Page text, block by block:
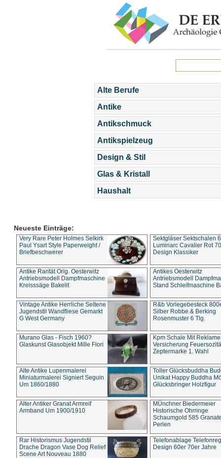
Alte Berufe
Antike
Antikschmuck
Antikspielzeug
Design & Stil
Glas & Kristall
Haushalt
Neueste Einträge:
Very Rare Peter Holmes Selkirk
Paul Ysart Style Paperweight /
Briefbeschwerer
Sektgläser Sektschalen
Luminarc Cavalier Rot
Design Klassiker
Antike Rarität Orig. Oesterwitz
Antriebsmodell Dampfmaschine
Kreisssäge Bakelit
Antikes Oesterwitz
Antriebsmodell
Stand Schleifmaschine
Vintage Antike Herrliche Seltene
Jugendstil Wandfliese Gemarkt
G West Germany
R&b Vorlegebesteck
Silber Robbe & Berking
Rosenmuster 6 Tlg.
Murano Glas - Fisch 1960?
Glaskunst Glasobjekt Mille Fiori
Kpm Schale Mit Reklame
Versicherung
Zeptermarke 1. Wahl
Alte Antike Lupenmalerei
Miniaturmalerei Signiert Seguin
Um 1860/1880
Toller Glücksbuddha
Unikat Happy Buddha
Glücksbringer Holzfigur
Alter Antiker Granat Armreif
Armband Um 1900/1910
MÜnchner Biedermeier
Historische Ohrringe
Schaumgold 585
Perlen
Rar Historismus Jugendstil
Drache Dragon Vase Dog Relief
Scene Art Nouveau 1880
Telefonablage
Design 60er 70er Jahre